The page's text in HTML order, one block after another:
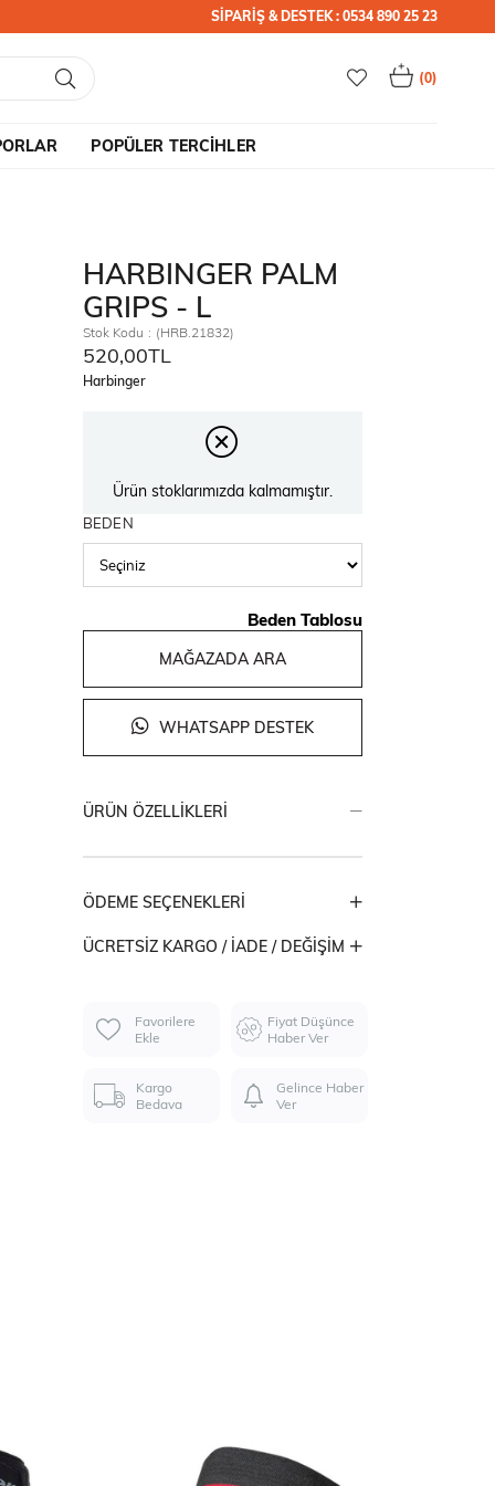
SİPARİŞ & DESTEK : 0534 890 25 23
0
POPÜLER TERCİHLER
HARBINGER PALM
GRIPS - L
Stok Kodu (HRB.21832)
520,00TL
Harbinger
Ürün stoklarımızda kalmamıştır.
BEDEN
Beden Tablosu
MAĞAZADA ARA
WHATSAPP DESTEK
ÜRÜN ÖZELLIKLERI
ÖDEME SEÇENEKLERI
ÜCRETSIZ KARGO / İADE / DEĞIŞIM
Favorilere
Ekle
Fiyat Düşünce
Haber Ver
Kargo
Bedava
Gelince Haber
Ver